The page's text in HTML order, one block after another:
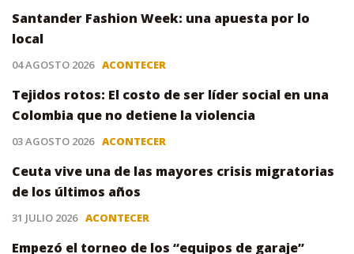
Santander Fashion Week: una apuesta por lo
local
04 AGOSTO 2026 ACONTECER
Tejidos rotos: El costo de ser líder social en una
Colombia que no detiene la violencia
03 AGOSTO 2026 ACONTECER
Ceuta vive una de las mayores crisis migratorias
de los últimos años
31 JULIO 2026 ACONTECER
Empezó el torneo de los “equipos de garaje”